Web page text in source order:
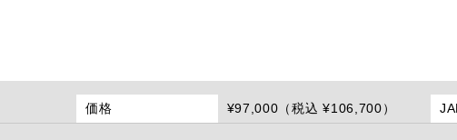
価格 ¥97,000（税込 ¥106,700）